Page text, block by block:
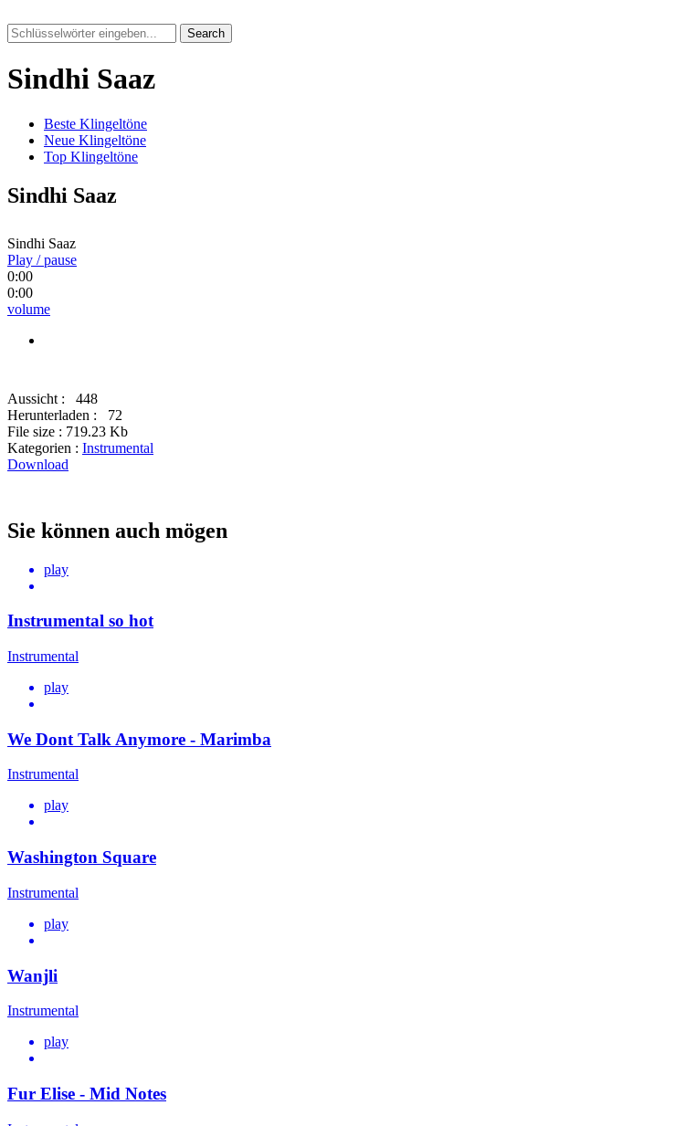
Search
Sindhi Saaz
Beste Klingeltöne
Neue Klingeltöne
Top Klingeltöne
Sindhi Saaz
Sindhi Saaz
Play / pause
0:00
0:00
volume
Aussicht :
448
Herunterladen :
72
File size : 719.23 Kb
Kategorien : Instrumental
Download
Sie können auch mögen
play
Instrumental so hot
Instrumental
play
We Dont Talk Anymore - Marimba
Instrumental
play
Washington Square
Instrumental
play
Wanjli
Instrumental
play
Fur Elise - Mid Notes